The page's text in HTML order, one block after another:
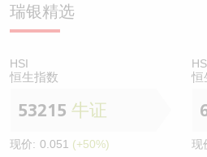
瑞银精选
HSI
恒生指数
53215 牛证
现价: 0.051 (+50%)
恒
现